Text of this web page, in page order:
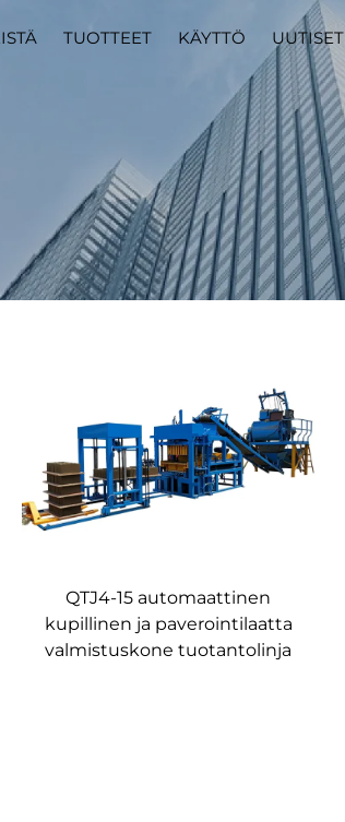
TUOTTEET KÄYTTÖ UUTISET
QTJ4-15 automaattinen
kupillinen ja paverointilaatta
valmistuskone tuotantolinja